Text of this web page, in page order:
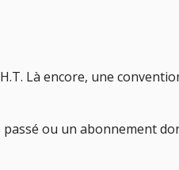
Là encore, une
ou un abonnement